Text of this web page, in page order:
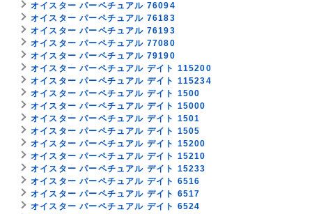
オイスター パーペチュアル 76094
オイスター パーペチュアル 76183
オイスター パーペチュアル 76193
オイスター パーペチュアル 77080
オイスター パーペチュアル 79190
オイスター パーペチュアル デイト 115200
オイスター パーペチュアル デイト 115234
オイスター パーペチュアル デイト 1500
オイスター パーペチュアル デイト 15000
オイスター パーペチュアル デイト 1501
オイスター パーペチュアル デイト 1505
オイスター パーペチュアル デイト 15200
オイスター パーペチュアル デイト 15210
オイスター パーペチュアル デイト 15233
オイスター パーペチュアル デイト 6516
オイスター パーペチュアル デイト 6517
オイスター パーペチュアル デイト 6524